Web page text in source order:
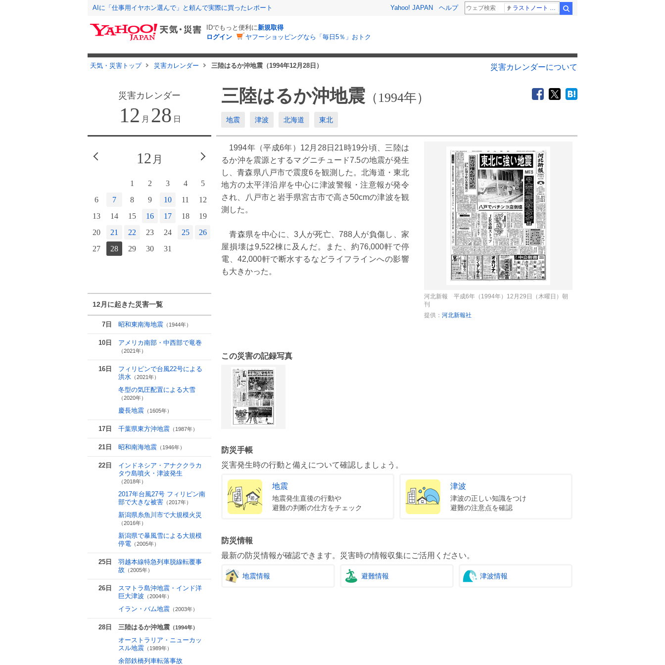
AIに「仕事用イヤホン選んで」と頼んで実際に買ったレポート Yahoo! JAPAN ヘルプ
IDでもっと便利に新規取得
ログイン
ヤフーショッピングなら「毎日5％」おトク
天気・災害トップ 災害カレンダー 三陸はるか沖地震（1994年12月28日） 災害カレンダーについて
三陸はるか沖地震 （1994年）
地震 津波 北海道 東北
河北新報 平成6年（1994年）12月29日（木曜日）朝
刊
提供： 河北新報社
1994年（平成6年）12月28日21時19分頃、三陸は
るか沖を震源とするマグニチュード7.5の地震が発生
し、青森県八戸市で震度6を観測した。北海道・東北
地方の太平洋沿岸を中心に津波警報・注意報が発令
され、八戸市と岩手県宮古市で高さ50cmの津波を観
測した。
青森県を中心に、3人が死亡、788人が負傷し、家
屋損壊は9,522棟に及んだ。また、約76,000軒で停
電、42,000軒で断水するなどライフラインへの影響
も大きかった。
この災害の記録写真
防災手帳
災害発生時の行動と備えについて確認しましょう。
地震
地震発生直後の行動や
避難の判断の仕方をチェック
津波
津波の正しい知識をつけ
避難の注意点を確認
防災情報
最新の防災情報が確認できます。災害時の情報収集にご活用ください。
地震情報 避難情報 津波情報
災害カレンダー
12 月 28 日
12 月
1 2 3 4
5
6
7 8 9 10 11
12
13
14 15 16 17 18
19
20
21 22 23 24 25
26
27
28 29 30 31
12月に起きた災害一覧
7日 昭和東南海地震 （1944年）
10日 アメリカ南部・中西部で竜巻
（2021年）
16日
フィリピンで台風22号による
洪水 （2021年）
冬型の気圧配置による大雪
（2020年）
慶長地震 （1605年）
17日 千葉県東方沖地震 （1987年）
21日 昭和南海地震 （1946年）
22日
インドネシア・アナククラカ
タウ島噴火・津波発生
（2018年）
2017年台風27号 フィリピン南
部で大きな被害 （2017年）
新潟県糸魚川市で大規模火災
（2016年）
新潟県で暴風雪による大規模
停電 （2005年）
25日
羽越本線特急列車脱線転覆事
故 （2005年）
26日
スマトラ島沖地震・インド洋
巨大津波 （2004年）
イラン・バム地震 （2003年）
28日 三陸はるか沖地震 （1994年）
オーストラリア・ニューカッ
スル地震 （1989年）
余部鉄橋列車転落事故